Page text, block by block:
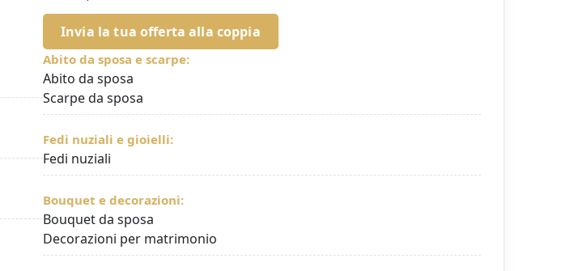
Invia la tua offerta alla coppia
Abito da sposa e scarpe:
Abito da sposa
Scarpe da sposa
Fedi nuziali e gioielli:
Fedi nuziali
Bouquet e decorazioni:
Bouquet da sposa
Decorazioni per matrimonio